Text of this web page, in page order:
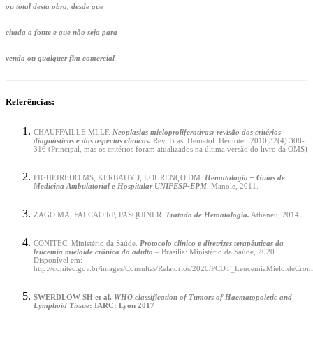
ou total desta obra, desde que
citada a fonte e que não seja para
venda ou qualquer fim comercial
Referências:
CHAUFFAILLE MLLF. Neoplasias mieloproliferativas: revisão dos critérios
diagnósticos e dos aspectos clínicos. Rev. Bras. Hematol. Hemoter. 2010;32(4):308-
316 (Principal, mas os critérios foram atualizados na última versão do livro da OMS)
FIGUEIREDO MS, KERBAUY J, LOURENÇO DM.
Hematologia – Guias de
Medicina Ambulatorial e Hospitalar UNIFESP-EPM . Manole, 2011.
ZAGO MA, FALCAO RP, PASQUINI R. Tratado de Hematologia. Atheneu, 2014.
CONITEC. Ministério da Saúde. Protocolo clínico e diretrizes terapêuticas da
leucemia mieloide crônica do adulto – Brasília: Ministério da Saúde, 2020.
Disponível em:
http://conitec.gov.br/images/Consultas/Relatorios/2020/
SWERDLOW SH et al. WHO classification of Tumors of Haematopoietic and
Lymphoid Tissue: IARC: Lyon 2017